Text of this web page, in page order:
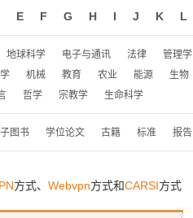
E F G H I J K L
地球科学 电子与通讯 法律 管理学
机械 教育 农业 能源 生物
哲学 宗教学 生命科学
图书 学位论文 古籍 标准 报告
方式、 Webvpn方式和CARSI方式